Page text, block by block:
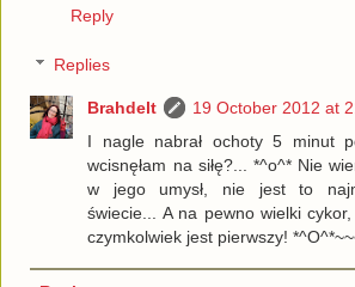
Reply
Replies
Brahdelt
19 October 2012 at
I nagle nabrał ochoty 5 minut
wcisnęłam na siłę?... *^o^* Nie
w jego umysł, nie jest to
świecie... A na pewno wielki
czymkolwiek jest pierwszy!